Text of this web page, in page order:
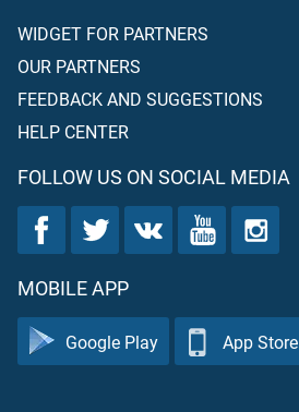
WIDGET FOR PARTNERS
OUR PARTNERS
FEEDBACK AND SUGGESTIONS
HELP CENTER
FOLLOW US ON SOCIAL MEDIA
MOBILE APP
Google Play App Store